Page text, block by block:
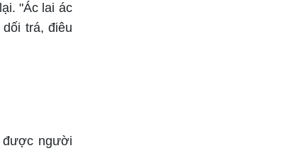
"Ác lai ác
trá, điêu
được người